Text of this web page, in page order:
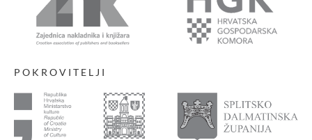
POKROVITELJI